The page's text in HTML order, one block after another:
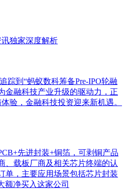
独家深度解析
踪到“蚂蚁数科筹备Pre-IPO轮融
金融科技产业升级的驱动力，正
验，金融科技投资迎来新机遇。
先进封装+铜箔，可剥铜产品
、载板厂商及相关芯片终端的认
单，主要应用场景包括芯片封装
额净买入这家公司